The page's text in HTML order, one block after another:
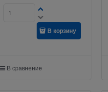
В корзину
В сравнение